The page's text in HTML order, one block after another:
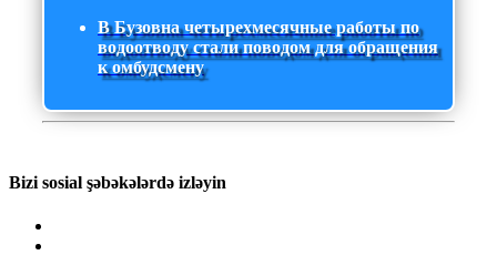
В Бузовна четырехмесячные работы по
водоотводу стали поводом для обращения
к омбудсмену
Bizi sosial şəbəkələrdə izləyin